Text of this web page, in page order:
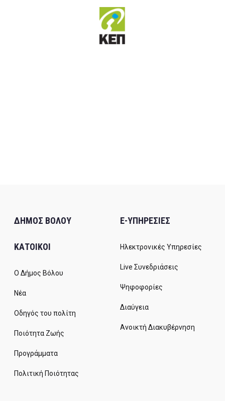
ΔΗΜΟΣ ΒΟΛΟΥ
ΚΑΤΟΙΚΟΙ
Ο Δήμος Βόλου
Νέα
Οδηγός του πολίτη
Ποιότητα Ζωής
Προγράμματα
Πολιτική Ποιότητας
E-ΥΠΗΡΕΣΙΕΣ
Ηλεκτρονικές Υπηρεσίες
Live Συνεδριάσεις
Ψηφοφορίες
Διαύγεια
Ανοικτή Διακυβέρνηση